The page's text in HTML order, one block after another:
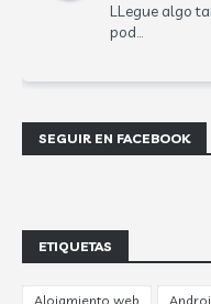
LLegue algo
pod...
SEGUIR EN FACEBOOK
ETIQUETAS
Alojamiento web